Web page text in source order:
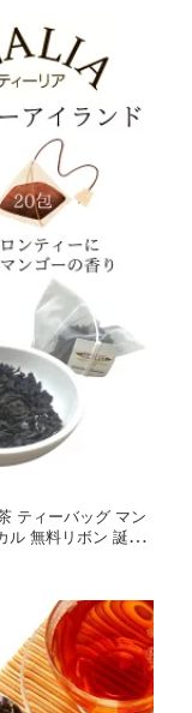
ティーバッグ マン
ル 無料リボン 誕生
いい おしゃれ ギフ
品質 ビタミン 健康